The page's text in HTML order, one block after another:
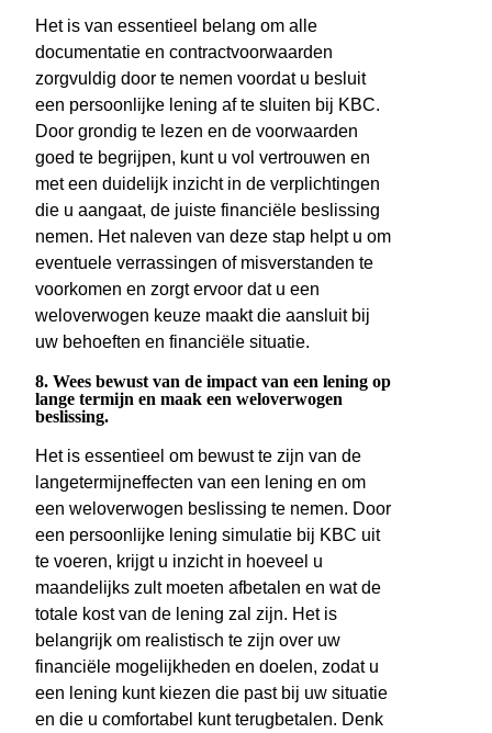
Het is van essentieel belang om alle
documentatie en contractvoorwaarden
zorgvuldig door te nemen voordat u besluit
een persoonlijke lening af te sluiten bij KBC.
Door grondig te lezen en de voorwaarden
goed te begrijpen, kunt u vol vertrouwen en
met een duidelijk inzicht in de verplichtingen
die u aangaat, de juiste financiële beslissing
nemen. Het naleven van deze stap helpt u om
eventuele verrassingen of misverstanden te
voorkomen en zorgt ervoor dat u een
weloverwogen keuze maakt die aansluit bij
uw behoeften en financiële situatie.
8. Wees bewust van de impact van een lening op
lange termijn en maak een weloverwogen
beslissing.
Het is essentieel om bewust te zijn van de
langetermijneffecten van een lening en om
een weloverwogen beslissing te nemen. Door
een persoonlijke lening simulatie bij KBC uit
te voeren, krijgt u inzicht in hoeveel u
maandelijks zult moeten afbetalen en wat de
totale kost van de lening zal zijn. Het is
belangrijk om realistisch te zijn over uw
financiële mogelijkheden en doelen, zodat u
een lening kunt kiezen die past bij uw situatie
en die u comfortabel kunt terugbetalen. Denk